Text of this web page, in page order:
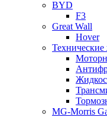
BYD
F3
Great Wall
Hover
Технические
MG-Morris